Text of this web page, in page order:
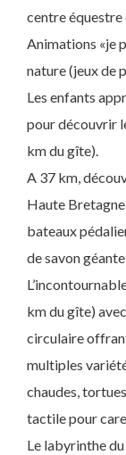
centre équestre
Animations «je
nature (jeux de
Les enfants
pour découvrir
km du gîte).
A 37 km,
Haute
bateaux
de savon
km du gîte)
circulaire
multiples
chaudes,
tactile pour
Le labyrinthe